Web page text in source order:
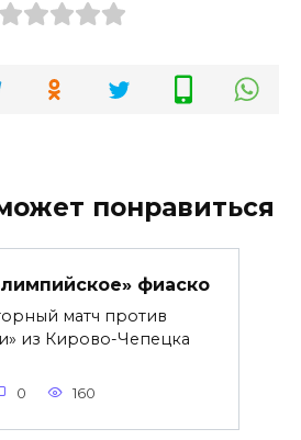
понравиться
фиаско
матч против
из Кирово-Чепецка
0 160